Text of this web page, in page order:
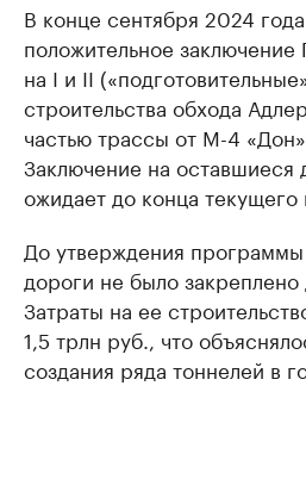
В конце сентября 2024
положительное заключение
на I и II
строительства обхода
частью трассы от М-4
Заключение на оставшиеся
ожидает до конца текущего
До утверждения
дороги не было закреплено
Затраты на ее
1,5 трлн руб., что
создания ряда тоннелей в